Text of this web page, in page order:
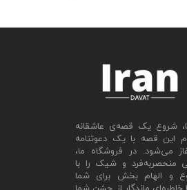
شروع یک قصه‌ی عاشقانه
این قصه با یک دعوتنامه
می‌شود. در فروشگاه ما،
منحصربه‌فرد و شیک را با
و الهام‌ بخش برای شما